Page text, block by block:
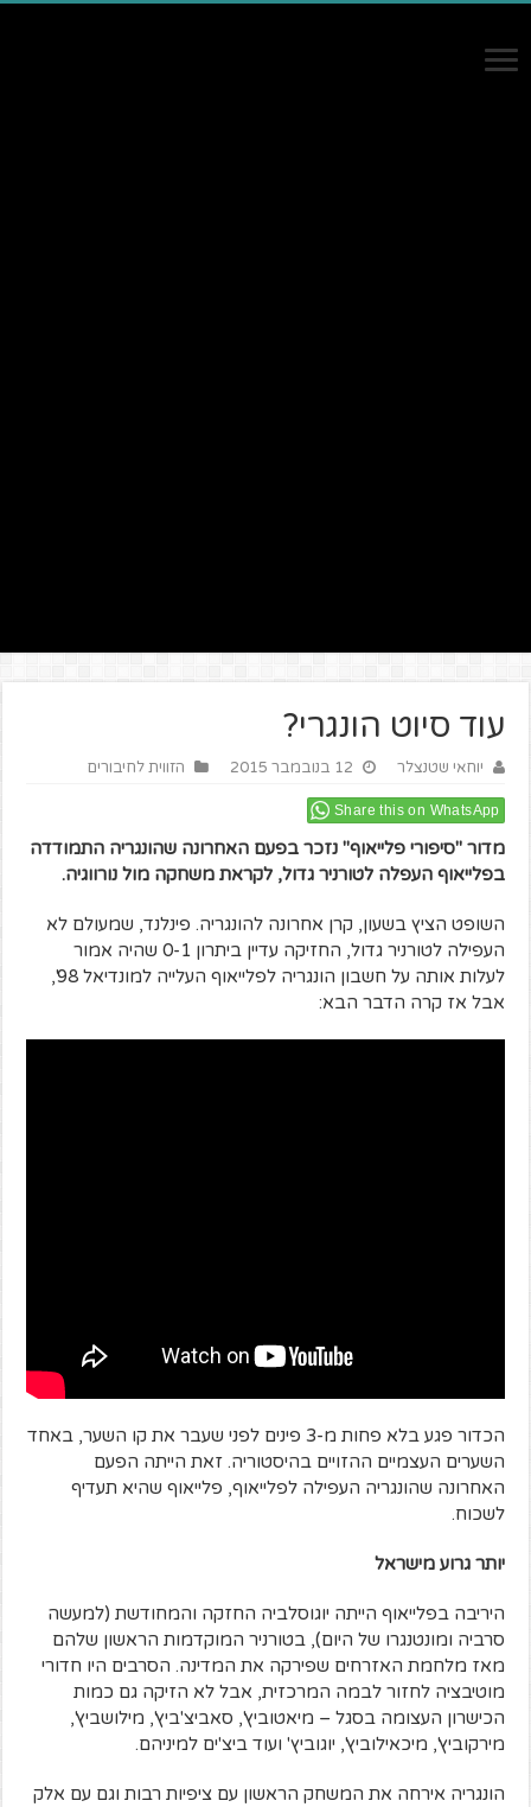
עוד סיוט הונגרי?
יוחאי שטנצלר 12 בנובמבר 2015 הזווית לחיבורים
Share this on WhatsApp
מדור "סיפורי פלייאוף" נזכר בפעם האחרונה שהונגריה התמודדה
בפלייאוף העפלה לטורניר גדול, לקראת משחקה מול נורווגיה.
השופט הציץ בשעון, קרן אחרונה להונגריה. פינלנד, שמעולם לא
העפילה לטורניר גדול, החזיקה עדיין ביתרון 0-1 שהיה אמור
לעלות אותה על חשבון הונגריה לפלייאוף העלייה למונדיאל 98',
אבל אז קרה הדבר הבא:
הכדור פגע בלא פחות מ-3 פינים לפני שעבר את קו השער, באחד
השערים העצמיים ההזויים בהיסטוריה. זאת הייתה הפעם
האחרונה שהונגריה העפילה לפלייאוף, פלייאוף שהיא תעדיף
לשכוח.
יותר גרוע מישראל
היריבה בפלייאוף הייתה יוגוסלביה החזקה והמחודשת (למעשה
סרביה ומונטנגרו של היום), בטורניר המוקדמות הראשון שלהם
מאז מלחמת האזרחים שפירקה את המדינה. הסרבים היו חדורי
מוטיבציה לחזור לבמה המרכזית, אבל לא הזיקה גם כמות
הכישרון העצומה בסגל – מיאטוביץ', סאביצ'ביץ', מילושביץ',
מירקוביץ', מיכאילוביץ', יוגוביץ' ועוד ביצ'ים למיניהם.
הונגריה אירחה את המשחק הראשון עם ציפיות רבות וגם עם אלק